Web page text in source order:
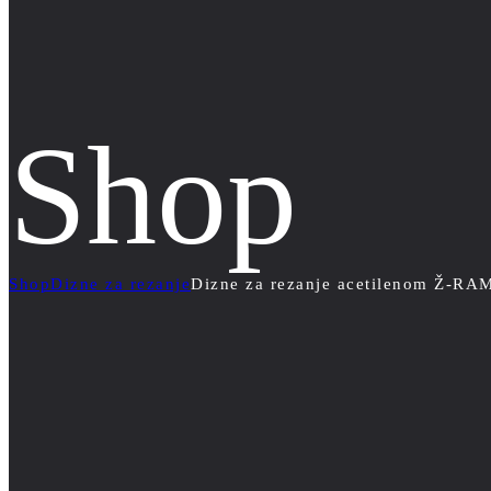
Shop
ShopDizne za rezanjeDizne za rezanje acetilenom Ž-